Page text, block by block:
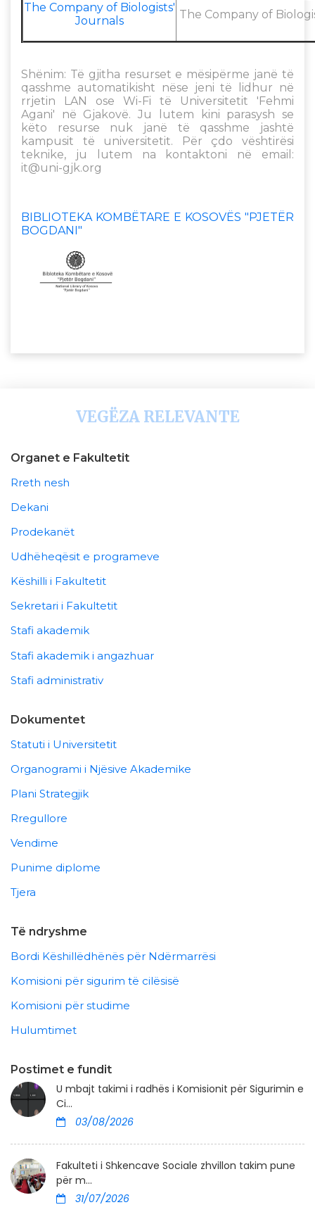
The Company of Biologists'
Journals
The Company of
Shënim: Të gjitha resurset e mësipërme janë të
qasshme automatikisht nëse jeni të lidhur në
rrjetin LAN ose Wi-Fi të Universitetit 'Fehmi
Agani' në Gjakovë. Ju lutem kini parasysh se
këto resurse nuk janë të qasshme jashtë
kampusit të universitetit. Për çdo vështirësi
teknike, ju lutem na kontaktoni në email:
it@uni-gjk.org
BIBLIOTEKA KOMBËTARE E KOSOVËS "PJETËR
BOGDANI"
VEGËZA RELEVANTE
Organet e Fakultetit
Rreth nesh
Dekani
Prodekanët
Udhëheqësit e programeve
Këshilli i Fakultetit
Sekretari i Fakultetit
Stafi akademik
Stafi akademik i angazhuar
Stafi administrativ
Dokumentet
Statuti i Universitetit
Organogrami i Njësive Akademike
Plani Strategjik
Rregullore
Vendime
Punime diplome
Tjera
Të ndryshme
Bordi Këshillëdhënës për Ndërmarrësi
Komisioni për sigurim të cilësisë
Komisioni për studime
Hulumtimet
Postimet e fundit
U mbajt takimi i radhës i Komisionit për Sigurimin e
Ci...
03/08/2026
Fakulteti i Shkencave Sociale zhvillon takim pune
për m...
31/07/2026